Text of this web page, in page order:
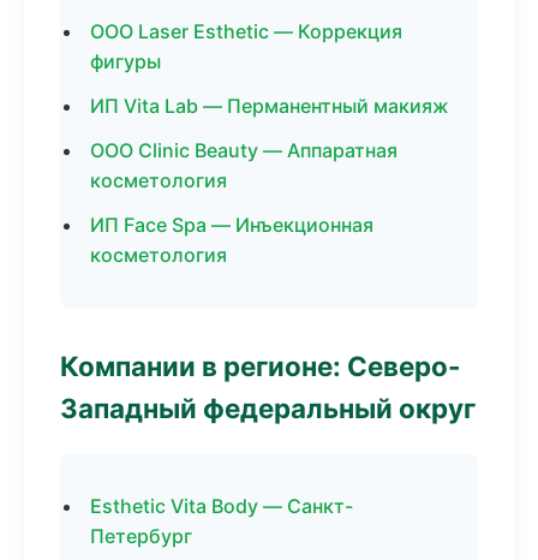
ООО Laser Esthetic — Коррекция
фигуры
ИП Vita Lab — Перманентный макияж
ООО Clinic Beauty — Аппаратная
косметология
ИП Face Spa — Инъекционная
косметология
Компании в регионе: Северо-
Западный федеральный округ
Esthetic Vita Body — Санкт-
Петербург